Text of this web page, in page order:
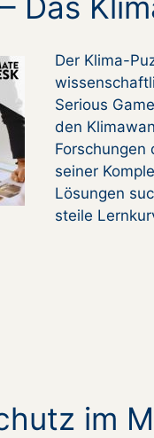
Der Klima-
Serious
den
Forschungen
seiner
Lösungen
steile
im